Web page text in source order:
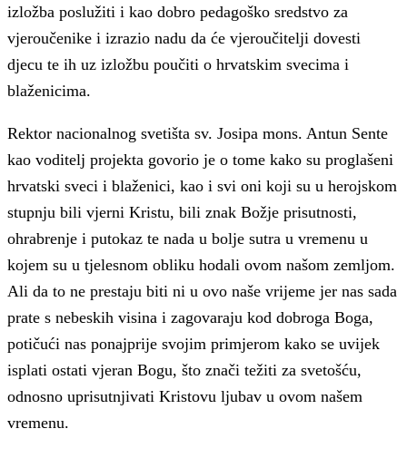
izložba poslužiti i kao dobro pedagoško sredstvo za
vjeroučenike i izrazio nadu da će vjeroučitelji dovesti
djecu te ih uz izložbu poučiti o hrvatskim svecima i
blaženicima.
Rektor nacionalnog svetišta sv. Josipa mons. Antun Sente
kao voditelj projekta govorio je o tome kako su proglašeni
hrvatski sveci i blaženici, kao i svi oni koji su u herojskom
stupnju bili vjerni Kristu, bili znak Božje prisutnosti,
ohrabrenje i putokaz te nada u bolje sutra u vremenu u
kojem su u tjelesnom obliku hodali ovom našom zemljom.
Ali da to ne prestaju biti ni u ovo naše vrijeme jer nas sada
prate s nebeskih visina i zagovaraju kod dobroga Boga,
potičući nas ponajprije svojim primjerom kako se uvijek
isplati ostati vjeran Bogu, što znači težiti za svetošću,
odnosno uprisutnjivati Kristovu ljubav u ovom našem
vremenu.